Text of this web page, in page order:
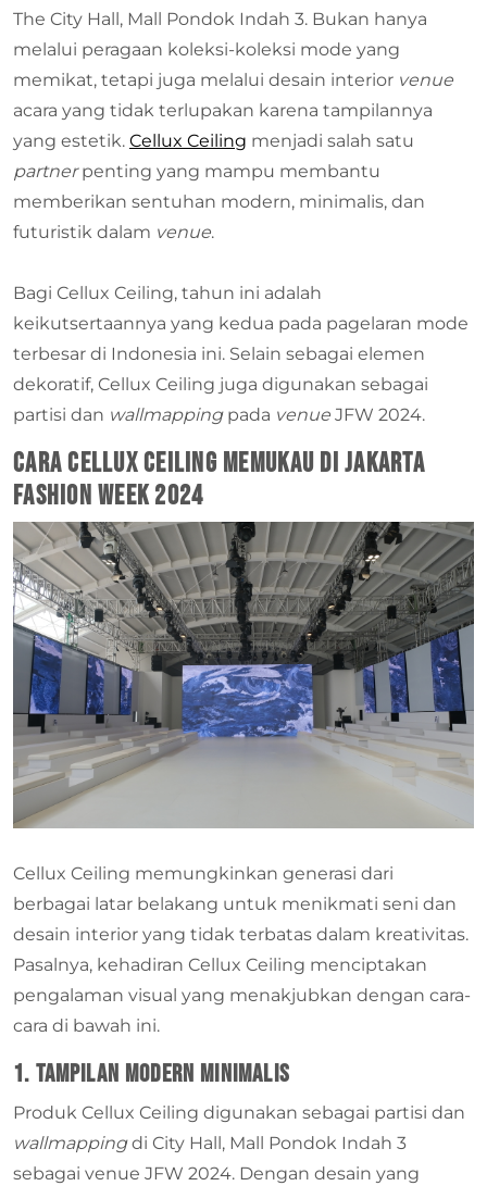
The City Hall, Mall Pondok Indah 3. Bukan hanya
melalui peragaan koleksi-koleksi mode yang
memikat, tetapi juga melalui desain interior venue
acara yang tidak terlupakan karena tampilannya
yang estetik. Cellux Ceiling menjadi salah satu
partnerpenting yang mampu membantu
memberikan sentuhan modern, minimalis, dan
futuristik dalam venue.
Bagi Cellux Ceiling, tahun ini adalah
keikutsertaannya yang kedua pada pagelaran mode
terbesar di Indonesia ini. Selain sebagai elemen
dekoratif, Cellux Ceiling juga digunakan sebagai
partisi dan wallmappingpada venue JFW 2024.
Cara Cellux Ceiling Memukau di Jakarta
Fashion Week 2024
Cellux Ceiling memungkinkan generasi dari
berbagai latar belakang untuk menikmati seni dan
desain interior yang tidak terbatas dalam kreativitas.
Pasalnya, kehadiran Cellux Ceiling menciptakan
pengalaman visual yang menakjubkan dengan cara-
cara di bawah ini.
1. Tampilan modern minimalis
Produk Cellux Ceiling digunakan sebagai partisi dan
wallmappingdi City Hall, Mall Pondok Indah 3
sebagai venue JFW 2024. Dengan desain yang